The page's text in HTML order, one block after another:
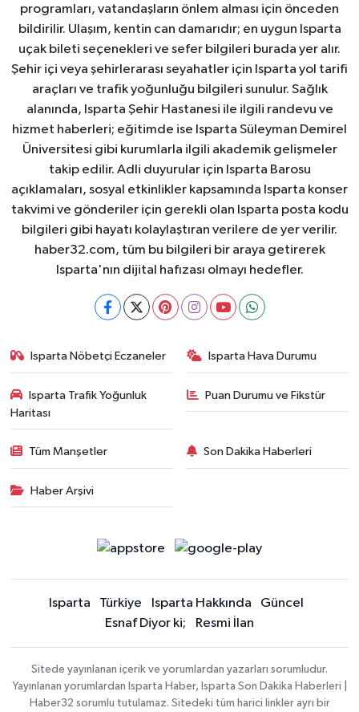
programları, vatandaşların önlem alması için önceden
bildirilir. Ulaşım, kentin can damarıdır; en uygun Isparta
uçak bileti seçenekleri ve sefer bilgileri burada yer alır.
Şehir içi veya şehirlerarası seyahatler için Isparta yol tarifi
araçları ve trafik yoğunluğu bilgileri sunulur. Sağlık
alanında, Isparta Şehir Hastanesi ile ilgili randevu ve
hizmet haberleri; eğitimde ise Isparta Süleyman Demirel
Üniversitesi gibi kurumlarla ilgili akademik gelişmeler
takip edilir. Adli duyurular için Isparta Barosu
açıklamaları, sosyal etkinlikler kapsamında Isparta konser
takvimi ve gönderiler için gerekli olan Isparta posta kodu
bilgileri gibi hayatı kolaylaştıran verilere de yer verilir.
haber32.com, tüm bu bilgileri bir araya getirerek
Isparta'nın dijital hafızası olmayı hedefler.
Isparta Nöbetçi Eczaneler Isparta Hava Durumu
Isparta Trafik Yoğunluk
Haritası
Puan Durumu ve Fikstür
Tüm Manşetler Son Dakika Haberleri
Haber Arşivi
Isparta Türkiye Isparta Hakkında
Güncel
Esnaf Diyor ki;
Resmi İlan
Sitede yayınlanan içerik ve yorumlardan yazarları sorumludur.
Yayınlanan yorumlardan Isparta Haber, Isparta Son Dakika Haberleri |
Haber32 sorumlu tutulamaz. Sitedeki tüm harici linkler ayrı bir